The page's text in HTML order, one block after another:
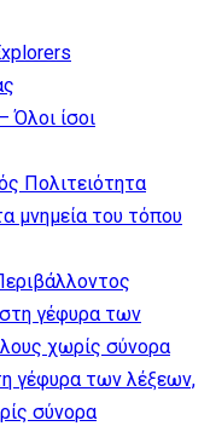
Όλοι ίσοι
Πολιτειότητα
μνημεία του τόπου
γέφυρα των λέξεων,
σύνορα